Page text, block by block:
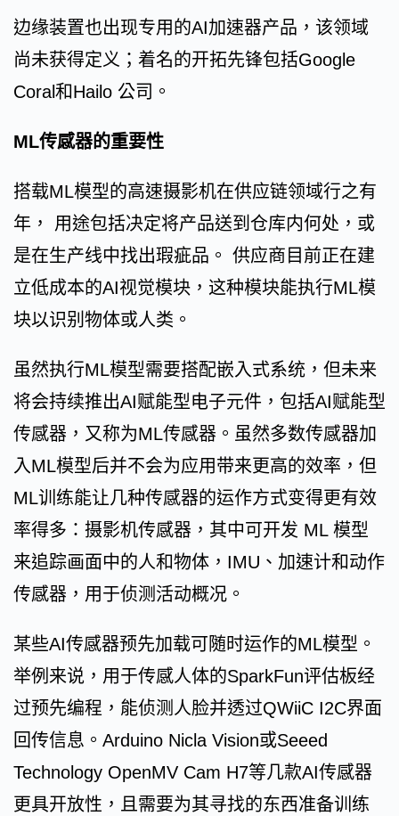
边缘装置也出现专用的AI加速器产品，该领域
尚未获得定义；着名的开拓先锋包括Google
Coral和Hailo 公司。
ML传感器的重要性
搭载ML模型的高速摄影机在供应链领域行之有
年， 用途包括决定将产品送到仓库内何处，或
是在生产线中找出瑕疵品。 供应商目前正在建
立低成本的AI视觉模块，这种模块能执行ML模
块以识别物体或人类。
虽然执行ML模型需要搭配嵌入式系统，但未来
将会持续推出AI赋能型电子元件，包括AI赋能型
传感器，又称为ML传感器。虽然多数传感器加
入ML模型后并不会为应用带来更高的效率，但
ML训练能让几种传感器的运作方式变得更有效
率得多：摄影机传感器，其中可开发 ML 模型
来追踪画面中的人和物体，IMU、加速计和动作
传感器，用于侦测活动概况。
某些AI传感器预先加载可随时运作的ML模型。
举例来说，用于传感人体的SparkFun评估板经
过预先编程，能侦测人脸并透过QWiiC I2C界面
回传信息。Arduino Nicla Vision或Seeed
Technology OpenMV Cam H7等几款AI传感器
更具开放性，且需要为其寻找的东西准备训练